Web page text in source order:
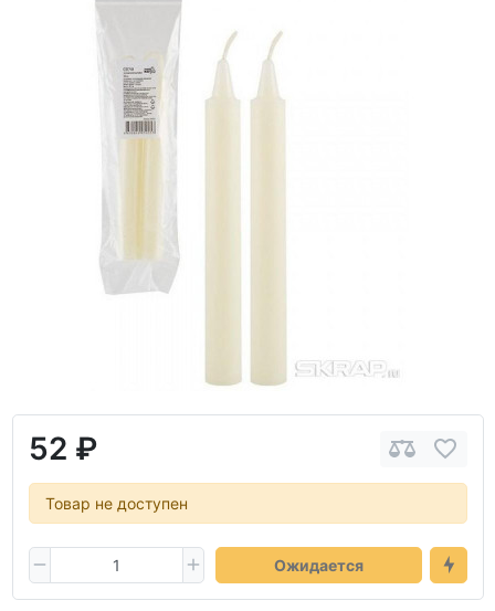
52 ₽
Товар не доступен
Ожидается